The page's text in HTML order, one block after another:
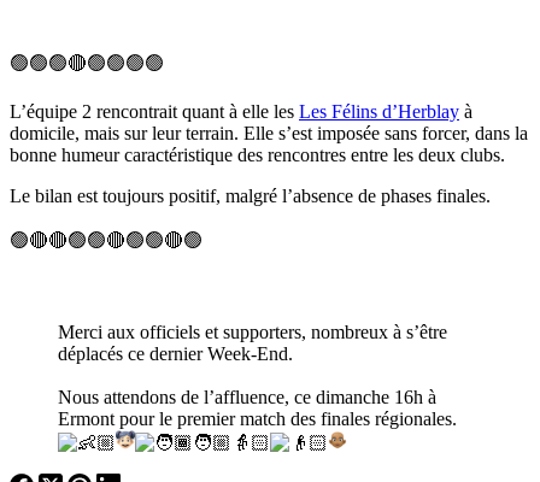
🟢🟢🟢🔴🟢🟢🟢🟢
L’équipe 2 rencontrait quant à elle les Les Félins d’Herblay à
domicile, mais sur leur terrain. Elle s’est imposée sans forcer, dans la
bonne humeur caractéristique des rencontres entre les deux clubs.
Le bilan est toujours positif, malgré l’absence de phases finales.
🟢🔴🔴🟢🟢🔴🟢🟢🔴🟢
Merci aux officiels et supporters, nombreux à s’être
déplacés ce dernier Week-End.
Nous attendons de l’affluence, ce dimanche 16h à
Ermont pour le premier match des finales régionales.
🧑🏼‍👵🏻